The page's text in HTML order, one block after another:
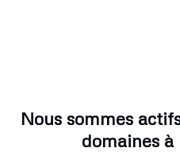
Nous sommes
domaines à